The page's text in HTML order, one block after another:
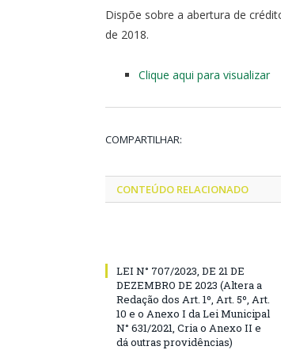
Dispõe sobre a abertura de
de 2018.
Clique aqui para visualizar
COMPARTILHAR:
CONTEÚDO RELACIONADO
LEI N° 707/2023, DE 21 DE
DEZEMBRO DE 2023 (Altera a
Redação dos Art. 1º, Art. 5º, Art.
10 e o Anexo I da Lei Municipal
N° 631/2021, Cria o Anexo II e
dá outras providências)